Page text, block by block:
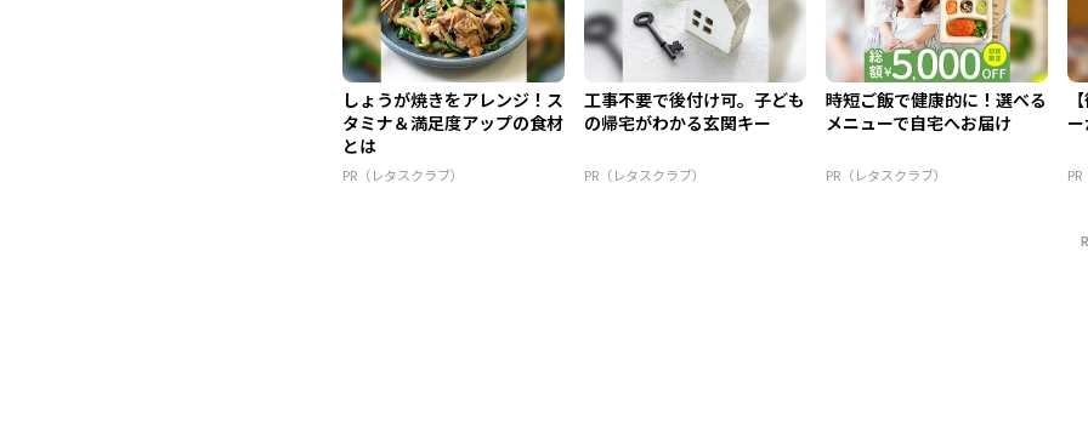
しょうが焼きをアレンジ！ス
タミナ＆満足度アップの食材
とは
PR（レタスクラブ）
工事不要で後付け可。子ども
の帰宅がわかる玄関キー
PR（レタスクラブ）
時短ご飯で健康的に！選べる
メニューで自宅へお届け
PR（レタスクラブ）